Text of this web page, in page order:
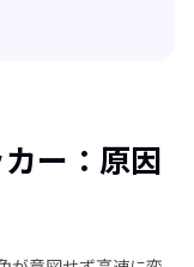
イトフリッカー
ッカーを除去
ー：原因